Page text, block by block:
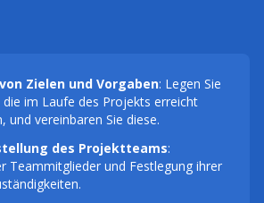
Zielen und Vorgaben: Legen Sie
im Laufe des Projekts erreicht
und vereinbaren Sie diese.
des Projektteams:
Teammitglieder und Festlegung ihrer